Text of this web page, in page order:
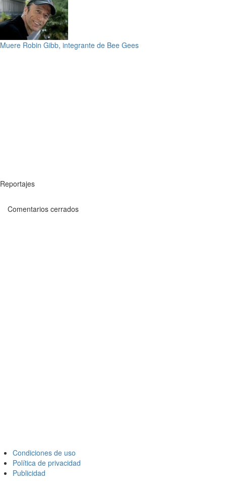
Muere Robin Gibb, integrante de Bee Gees
Reportajes
Comentarios cerrados
Condiciones de uso
Política de privacidad
Publicidad